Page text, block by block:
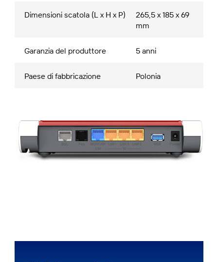
Dimensioni scatola (L x H x P)
265,5 x 185 x 69
mm
Garanzia del produttore 5 anni
Paese di fabbricazione Polonia